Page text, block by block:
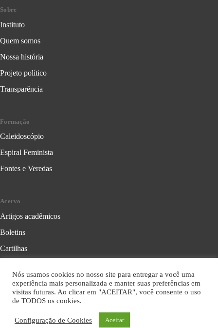
Sobre
Instituto
Quem somos
Nossa história
Projeto político
Transparência
Formação
Caleidoscópio
Espiral Feminista
Fontes e Veredas
Acervo
Artigos acadêmicos
Boletins
Cartilhas
Folhetos
Livros
Nós usamos cookies no nosso site para entregar a você uma
experiência mais personalizada e manter suas preferências em
visitas futuras. Ao clicar em "ACEITAR", você consente o uso
de TODOS os cookies.
Configuração de Cookies Aceitar